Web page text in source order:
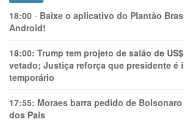
18:00 - Baixe o aplicativo do Plantão
Android!
18:00: Trump tem projeto de salão de
vetado; Justiça reforça que presidente é
temporário
17:55: Moraes barra pedido de
dos Pais